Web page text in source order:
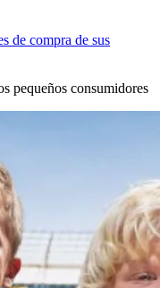
de compra de sus
pequeños consumidores